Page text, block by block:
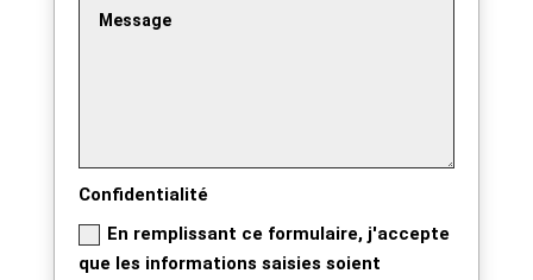
Confidentialité
En remplissant ce formulaire, j'accepte
que les informations saisies soient